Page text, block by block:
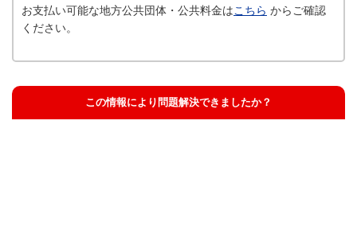
お支払い可能な地方公共団体・公共料金はこちら からご確認
ください。
この情報により問題解決できましたか？